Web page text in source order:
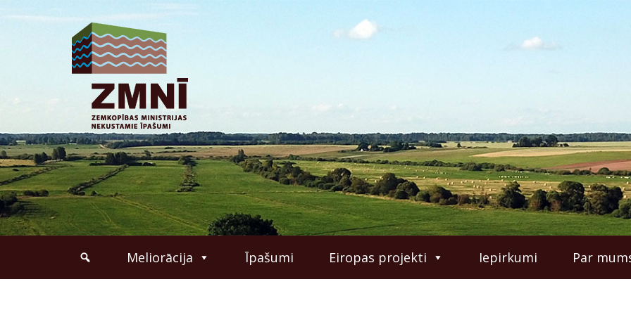
Meliorācija Īpašumi Eiropas projekti Iepirkumi Par